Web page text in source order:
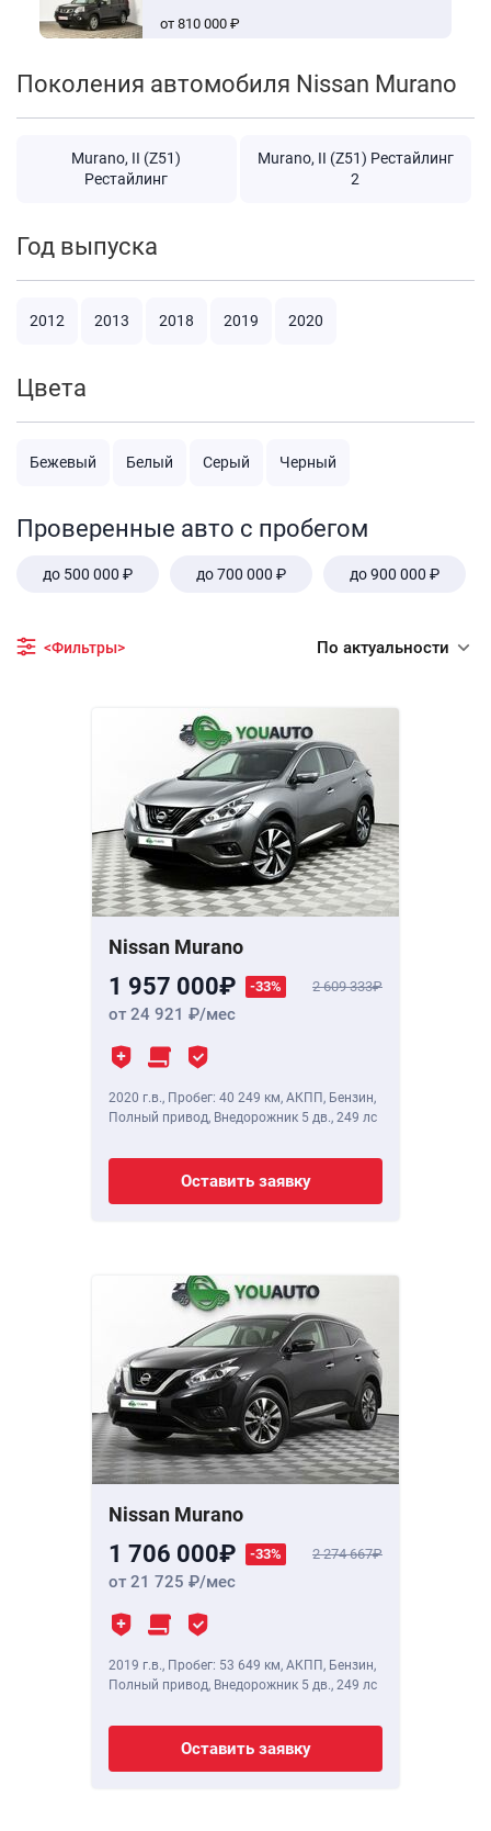
от 810 000 ₽
Поколения автомобиля Nissan Murano
Murano, II (Z51)
Рестайлинг
Murano, II (Z51) Рестайлинг
2
Год выпуска
2012 2013 2018 2019 2020
Цвета
Бежевый Белый Серый Черный
Проверенные авто с пробегом
до 500 000 ₽ до 700 000 ₽ до 900 000 ₽
<Фильтры> По актуальности
Nissan Murano
1 957 000 -33% 2 609 333
от 24 921 /мес
2020 г.в., Пробег: 40 249 км, АКПП, Бензин,
Полный привод, Внедорожник 5 дв., 249 лс
Оставить заявку
Nissan Murano
1 706 000 -33% 2 274 667
от 21 725 /мес
2019 г.в., Пробег: 53 649 км, АКПП, Бензин,
Полный привод, Внедорожник 5 дв., 249 лс
Оставить заявку